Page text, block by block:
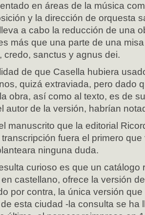
en áreas de la música
y la dirección de orquesta
a cabo la reducción de una
más que una parte de una
credo, sanctus y agnus dei.
de que Casella hubiera
quizá extraviada, pero dado
obra, así como al texto, es de
autor de la versión, habrían
manuscrito que la editorial
fuera el primero
ninguna duda.
curioso es que un catálogo
castellano, ofrece la versión
por contra, la única versión
esta ciudad -la consulta se ha